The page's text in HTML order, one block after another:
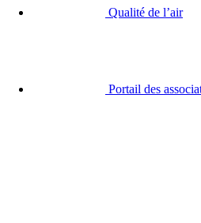
Qualité de l’air
Portail des